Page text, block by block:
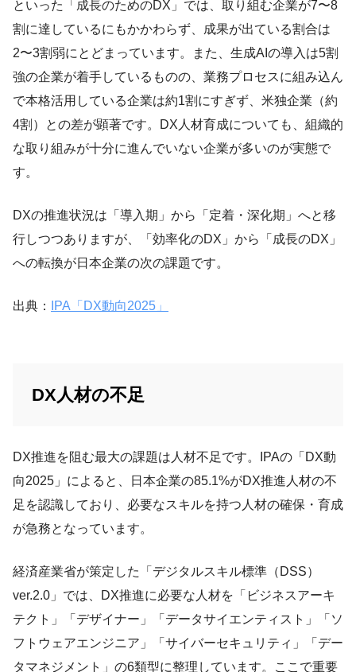
といった「成長のためのDX」では、取り組む企業が7〜8
割に達しているにもかかわらず、成果が出ている割合は
2〜3割弱にとどまっています。また、生成AIの導入は5割
強の企業が着手しているものの、業務プロセスに組み込ん
で本格活用している企業は約1割にすぎず、米独企業（約
4割）との差が顕著です。DX人材育成についても、組織的
な取り組みが十分に進んでいない企業が多いのが実態で
す。
DXの推進状況は「導入期」から「定着・深化期」へと移
行しつつありますが、「効率化のDX」から「成長のDX」
への転換が日本企業の次の課題です。
出典： IPA「DX動向2025」
DX人材の不足
DX推進を阻む最大の課題は人材不足です。IPAの「DX動
向2025」によると、日本企業の85.1%がDX推進人材の不
足を認識しており、必要なスキルを持つ人材の確保・育成
が急務となっています。
経済産業省が策定した「デジタルスキル標準（DSS）
ver.2.0」では、DX推進に必要な人材を「ビジネスアーキ
テクト」「デザイナー」「データサイエンティスト」「ソ
フトウェアエンジニア」「サイバーセキュリティ」「デー
タマネジメント」の6類型に整理しています。ここで重要